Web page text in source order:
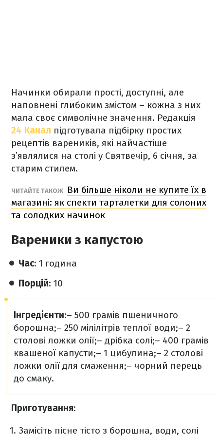
Начинки обирали прості, доступні, але
наповнені глибоким змістом – кожна з них
мала своє символічне значення. Редакція
24 Канал підготувала підбірку простих
рецептів вареників, які найчастіше
зʼявлялися на столі у Святвечір, 6 січня, за
старим стилем.
ЧИТАЙТЕ ТАКОЖ
Ви більше ніколи не купите їх в
магазині: як спекти тарталетки для солоних
та солодких начинок
Вареники з капустою
Час: 1 година
Порцій: 10
Інгредієнти:– 500 грамів пшеничного
борошна;– 250 мілілітрів теплої води;– 2
столові ложки олії;– дрібка солі;– 400 грамів
квашеної капусти;– 1 цибулина;– 2 столові
ложки олії для смаження;– чорний перець
до смаку.
Приготування:
Замісіть пісне тісто з борошна, води, солі